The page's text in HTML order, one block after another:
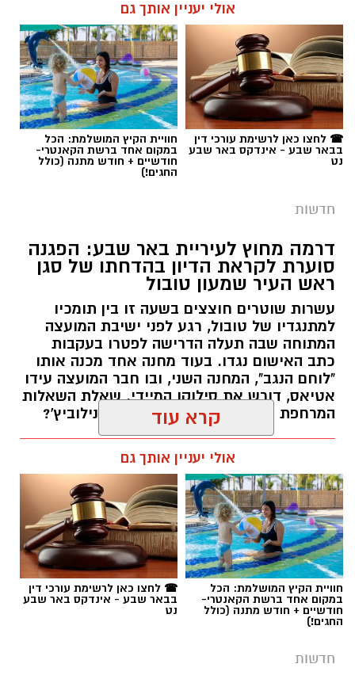
☎ לחצו כאן לרשימת עורכי דין
בבאר שבע - אינדקס באר שבע
נט
חוויית הקיץ המושלמת: הכל
במקום אחד ברשת הקאנטרי-
חודשיים + חודש מתנה (כולל
החגים!)
חדשות
דרמה מחוץ לעיריית באר שבע: הפגנה
ראש העיר שמעון טובול
למתנגדיו של טובול, רגע לפני ישיבת המועצה
המתוחה שבה תעלה הדרישה לפטרו בעקבות
כתב האישום נגדו. בעוד מחנה אחד מכנה אותו
אטיאס, דורש את סילוקו המיידי. שאלת השאלות
המרחפת באוויר: כיצד יכריע רוביק דנילוביץ'?
רותם שרון / 18:10 05.08.26
תגים:שמעון טובול
קרא עוד
אולי יעניין אותך גם
חוויית הקיץ המושלמת: הכל
במקום אחד ברשת הקאנטרי-
חודשיים + חודש מתנה (כולל
החגים!)
☎ לחצו כאן לרשימת עורכי דין
בבאר שבע - אינדקס באר שבע
נט
חדשות
אירוע קשה בנגב: רופא ומתנדב מד"א,
סמוך לערד